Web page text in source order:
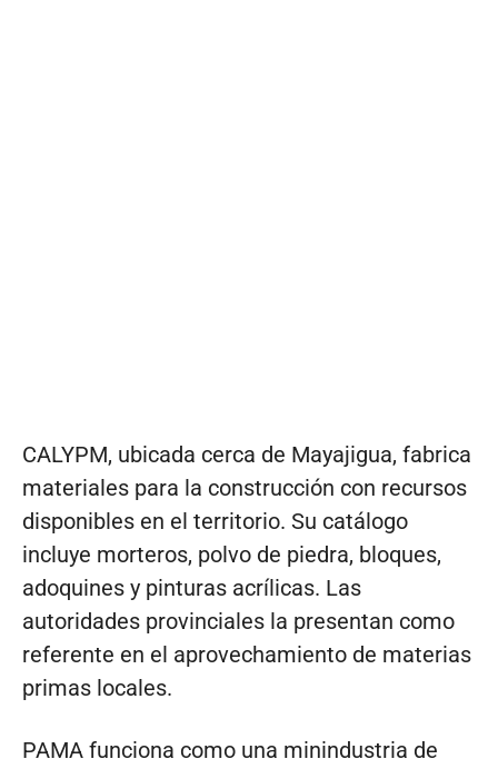
CALYPM, ubicada cerca de Mayajigua, fabrica
materiales para la construcción con recursos
disponibles en el territorio. Su catálogo
incluye morteros, polvo de piedra, bloques,
adoquines y pinturas acrílicas. Las
autoridades provinciales la presentan como
referente en el aprovechamiento de materias
primas locales.
PAMA funciona como una minindustria de